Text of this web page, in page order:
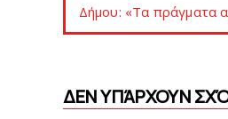
Δήμου: «Τα πράγματα
ΔΕΝ ΥΠΆΡΧΟΥΝ